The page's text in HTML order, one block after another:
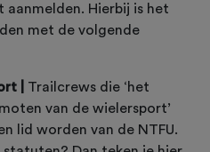
Hierbij is het
met de volgende
| Trailcrews die ‘het
van de wielersport’
lid worden van de NTFU.